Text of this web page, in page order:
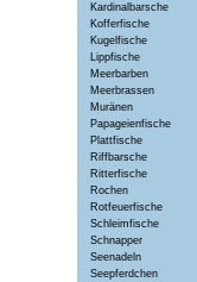
Kardinalbarsche
Kofferfische
Kugelfische
Lippfische
Meerbarben
Meerbrassen
Muränen
Papageienfische
Plattfische
Riffbarsche
Ritterfische
Rochen
Rotfeuerfische
Schleimfische
Schnapper
Seenadeln
Seepferdchen